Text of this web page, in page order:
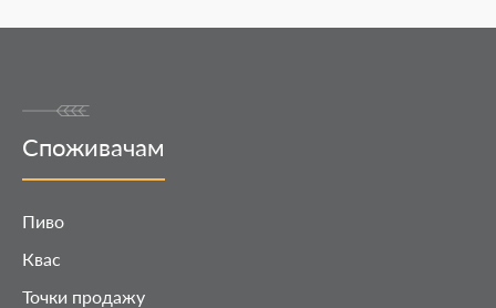
Споживачам
Пиво
Квас
Точки продажу